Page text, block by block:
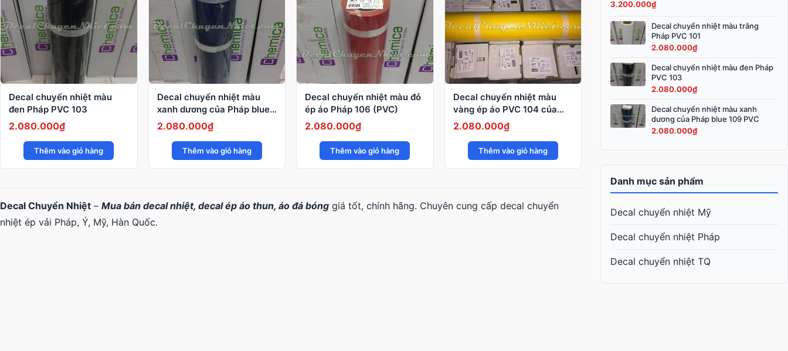
Decal chuyển nhiệt màu
đen Pháp PVC 103
2.080.000₫
Thêm vào giỏ hàng
Decal chuyển nhiệt màu
xanh dương của Pháp blue
109 PVC
2.080.000₫
Thêm vào giỏ hàng
Decal chuyển nhiệt màu đỏ
ép áo Pháp 106 (PVC)
2.080.000₫
Thêm vào giỏ hàng
Decal chuyển nhiệt màu
vàng ép áo PVC 104 của
Pháp
2.080.000₫
Thêm vào giỏ hàng
Decal Chuyển Nhiệt – Mua bán decal nhiệt, decal ép áo thun, áo đá bóng giá tốt, chính hãng. Chuyên cung cấp decal chuyển
nhiệt ép vải Pháp, Ý, Mỹ, Hàn Quốc.
3.600.000₫.
3.200.000₫
là:
3.200.000₫.Decal chuyển nhiệt màu trắng
Pháp PVC 101
2.080.000₫
Decal chuyển nhiệt màu đen Pháp
PVC 103
2.080.000₫
Decal chuyển nhiệt màu xanh
dương của Pháp blue 109 PVC
2.080.000₫
Danh mục sản phẩm
Decal chuyển nhiệt Mỹ
Decal chuyển nhiệt Pháp
Decal chuyển nhiệt TQ